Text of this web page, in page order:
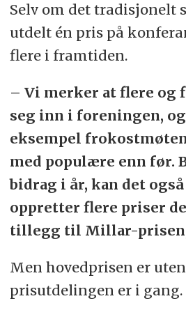
Selv om det tradisjonelt
utdelt én pris på
flere i framtiden.
– Vi merker at flere og
seg inn i foreningen,
eksempel
med populære enn før.
bidrag i år, kan det
oppretter flere priser
tillegg til Millar-prisen,
Men hovedprisen er
prisutdelingen er i gang.